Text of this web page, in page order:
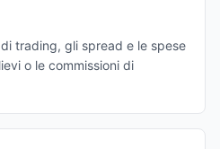
trading, gli spread e le spese
o le commissioni di